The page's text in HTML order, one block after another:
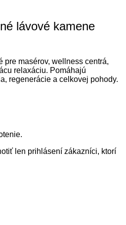
lávové kamene
pre masérov, wellness centrá,
relaxáciu. Pomáhajú
regenerácie a celkovej pohody.
len prihlásení zákazníci, ktorí